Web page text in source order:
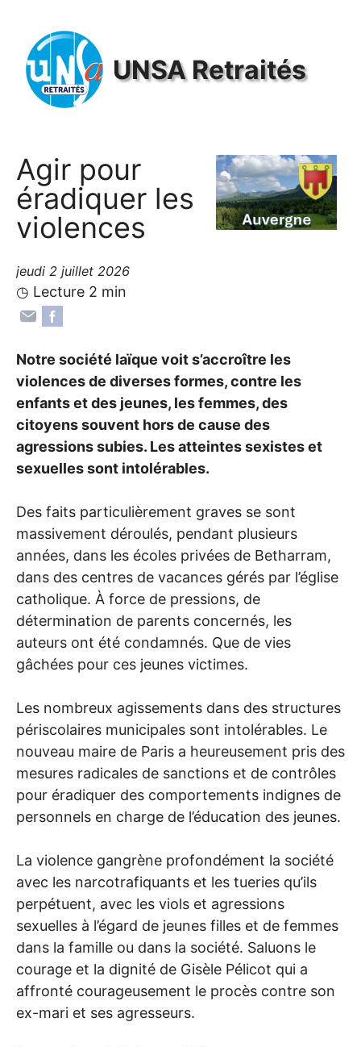
UNSARetraités
Agir pour
éradiquer les
violences
jeudi 2 juillet 2026
◷ Lecture 2 min
Notre société laïque voit s’accroître les
violences de diverses formes, contre les
enfants et des jeunes, les femmes, des
citoyens souvent hors de cause des
agressions subies. Les atteintes sexistes et
sexuelles sont intolérables.
Des faits particulièrement graves se sont
massivement déroulés, pendant plusieurs
années, dans les écoles privées de Betharram,
dans des centres de vacances gérés par l’église
catholique. À force de pressions, de
détermination de parents concernés, les
auteurs ont été condamnés. Que de vies
gâchées pour ces jeunes victimes.
Les nombreux agissements dans des structures
périscolaires municipales sont intolérables. Le
nouveau maire de Paris a heureusement pris des
mesures radicales de sanctions et de contrôles
pour éradiquer des comportements indignes de
personnels en charge de l’éducation des jeunes.
La violence gangrène profondément la société
avec les narcotrafiquants et les tueries qu’ils
perpétuent, avec les viols et agressions
sexuelles à l’égard de jeunes filles et de femmes
dans la famille ou dans la société. Saluons le
courage et la dignité de Gisèle Pélicot qui a
affronté courageusement le procès contre son
ex-mari et ses agresseurs.